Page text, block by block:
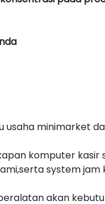
minimarket
komputer
system
akan